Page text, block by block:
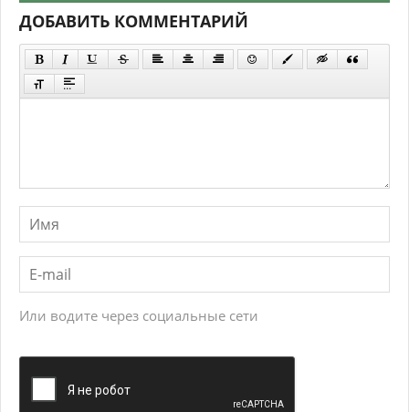
ДОБАВИТЬ КОММЕНТАРИЙ
Или водите через социальные сети